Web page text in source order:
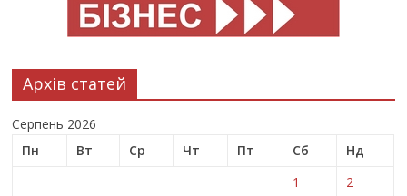
Архів статей
Серпень 2026
Пн
Вт Ср Чт Пт Сб
Нд
1
2